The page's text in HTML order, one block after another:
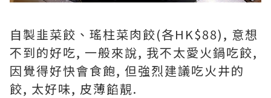
自製韭菜餃、瑤柱菜肉餃(各HK$88), 意想
不到的好吃, 一般來說, 我不太愛火鍋吃餃,
因覺得好快會食飽, 但強烈建議吃火井的
餃, 太好味, 皮薄餡靚.